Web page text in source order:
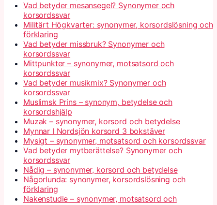
Vad betyder mesansegel? Synonymer och
korsordssvar
Militärt Högkvarter: synonymer, korsordslösning och
förklaring
Vad betyder missbruk? Synonymer och
korsordssvar
Mittpunkter – synonymer, motsatsord och
korsordssvar
Vad betyder musikmix? Synonymer och
korsordssvar
Muslimsk Prins – synonym, betydelse och
korsordshjälp
Muzak – synonymer, korsord och betydelse
Mynnar I Nordsjön korsord 3 bokstäver
Mysigt – synonymer, motsatsord och korsordssvar
Vad betyder mytberättelse? Synonymer och
korsordssvar
Nådig – synonymer, korsord och betydelse
Någorlunda: synonymer, korsordslösning och
förklaring
Nakenstudie – synonymer, motsatsord och